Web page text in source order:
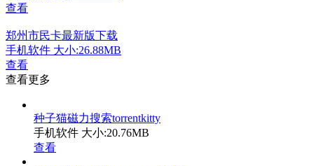
查看
郑州市民卡最新版下载
手机软件 大小:26.88MB
查看
查看更多
种子猫磁力搜索torrentkitty
手机软件 大小:20.76MB
查看